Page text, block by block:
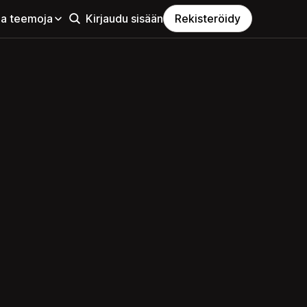
teemoja Kirjaudu sisään Rekisteröidy